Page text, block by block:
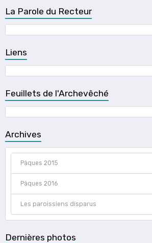
La Parole du Recteur
Liens
Feuillets de l'Archevêché
Archives
Pâques 2015
Pâques 2016
Les paroissiens disparus
Dernières photos